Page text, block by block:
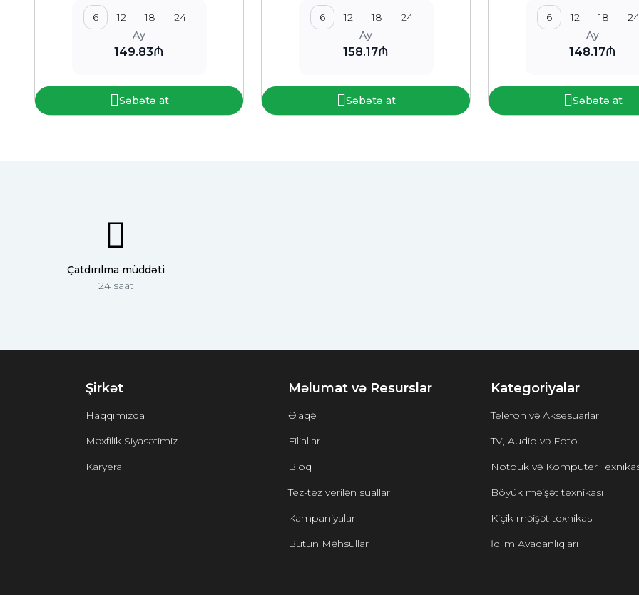
6 12 18
24
Ay
149.83₼
Səbətə at
6 12 18
24
Ay
158.17₼
Səbətə at
6 12 18
24
Ay
148.17₼
Səbətə at
Çatdırılma müddəti
24 saat
Şirkət
Haqqımızda
Məxfilik Siyasətimiz
Karyera
Məlumat və Resurslar
Əlaqə
Filiallar
Bloq
Tez-tez verilən suallar
Kampaniyalar
Bütün Məhsullar
Kategoriyalar
Telefon və Aksesuarlar
TV, Audio və Foto
Notbuk və Komputer
Böyük məişət texnikası
Kiçik məişət texnikası
İqlim Avadanlıqları